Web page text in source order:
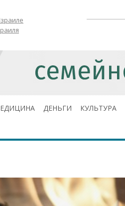
ДЕНЬГИ КУЛЬТУРА